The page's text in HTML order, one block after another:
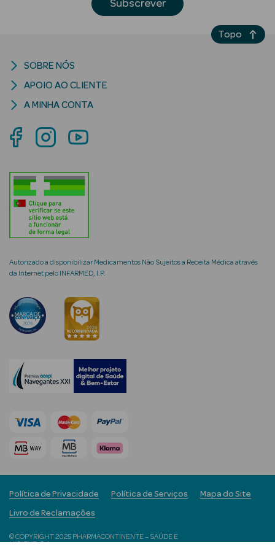
Ver Tudo
Unissexo
Eau de Toilette
Águas de
Colónia
Ver Tudo
Coffrets
Coffrets de
Mulher
Homem
Subscrever
Autorizado a disponibilizar Medicamentos Não Sujeitos a Receita Médica através
da Internet pelo INFARMED, I.P.
SOBRE NÓS
APOIO AO CLIENTE
A MINHA CONTA
© COPYRIGHT 2025 PHARMACONTINENTE – SAÚDE E
HIGIENE, S.A.
Política de Privacidade Política de Serviços Mapa do Site
Livro de Reclamações
Topo